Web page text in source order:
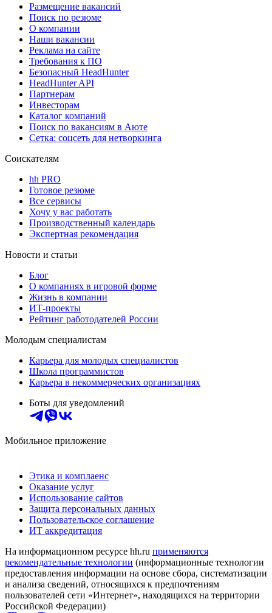
Размещение вакансий
Поиск по резюме
О компании
Наши вакансии
Реклама на сайте
Требования к ПО
Безопасный HeadHunter
HeadHunter API
Партнерам
Инвесторам
Каталог компаний
Поиск по вакансиям в Аюте
Сетка: соцсеть для нетворкинга
Соискателям
hh PRO
Готовое резюме
Все сервисы
Хочу у вас работать
Производственный календарь
Экспертная рекомендация
Новости и статьи
Блог
О компаниях в игровой форме
Жизнь в компании
ИТ-проекты
Рейтинг работодателей России
Молодым специалистам
Карьера для молодых специалистов
Школа программистов
Карьера в некоммерческих организациях
Боты для уведомлений
Мобильное приложение
Этика и комплаенс
Оказание услуг
Использование сайтов
Защита персональных данных
Пользовательское соглашение
ИТ аккредитация
На информационном ресурсе hh.ru применяются
рекомендательные технологии (информационные технологии
предоставления информации на основе сбора, систематизации
и анализа сведений, относящихся к предпочтениям
пользователей сети «Интернет», находящихся на территории
Российской Федерации)